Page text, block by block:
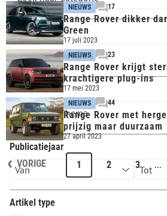
Dossiers
Thema
Publicatiejaar
Artikel type
NIEUWS
17
Range Rover dikker
Green
17 juli 2023
NIEUWS
23
Range Rover krijgt
krachtigere plug-ins
17 mei 2023
NIEUWS
44
Range Rover met
prijzig maar duurzaam
27 april 2023
VORIGE 1 2 3 ...